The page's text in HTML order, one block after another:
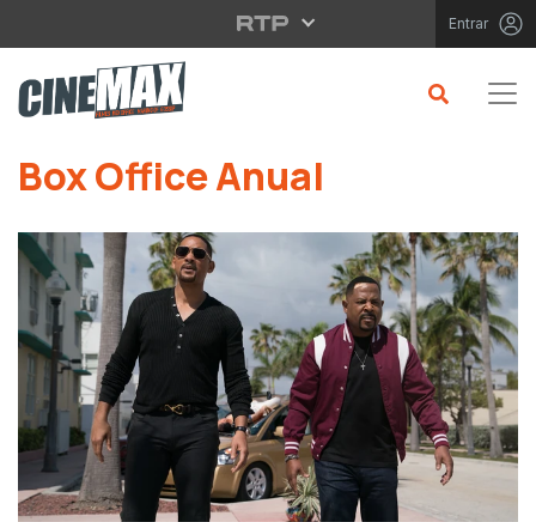
Saltar para o conteúdo principal Entrar
Box Office Anual